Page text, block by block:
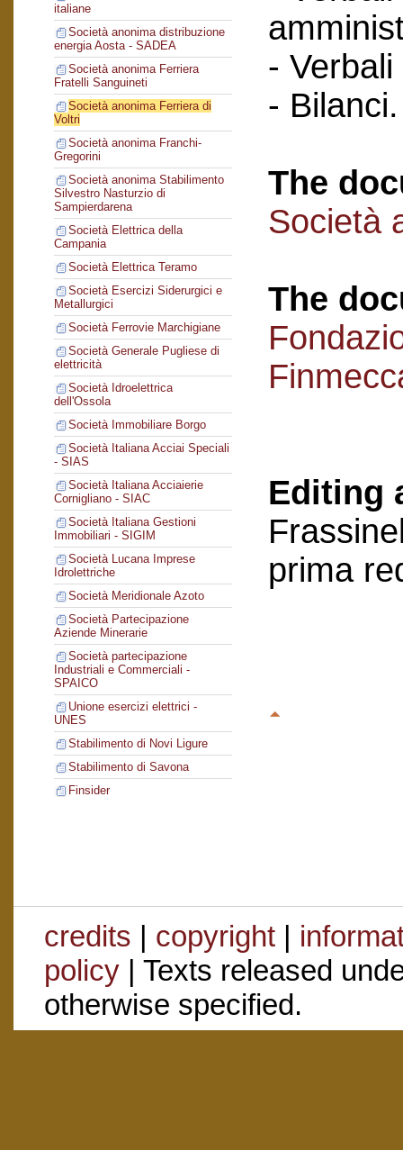
italiane
Società anonima distribuzione
energia Aosta - SADEA
Società anonima Ferriera
Fratelli Sanguineti
Società anonima Ferriera di
Voltri
Società anonima Franchi-
Gregorini
Società anonima Stabilimento
Silvestro Nasturzio di
Sampierdarena
Società Elettrica della
Campania
Società Elettrica Teramo
Società Esercizi Siderurgici e
Metallurgici
Società Ferrovie Marchigiane
Società Generale Pugliese di
elettricità
Società Idroelettrica
dell'Ossola
Società Immobiliare Borgo
Società Italiana Acciai Speciali
- SIAS
Società Italiana Acciaierie
Cornigliano - SIAC
Società Italiana Gestioni
Immobiliari - SIGIM
Società Lucana Imprese
Idrolettriche
Società Meridionale Azoto
Società Partecipazione
Aziende Minerarie
Società partecipazione
Industriali e Commerciali -
SPAICO
Unione esercizi elettrici -
UNES
Stabilimento di Novi Ligure
Stabilimento di Savona
Finsider
-
- Bilanci.
The
Società
The
Editing
prima
credits | copyright|
policy| Texts released
otherwise specified.